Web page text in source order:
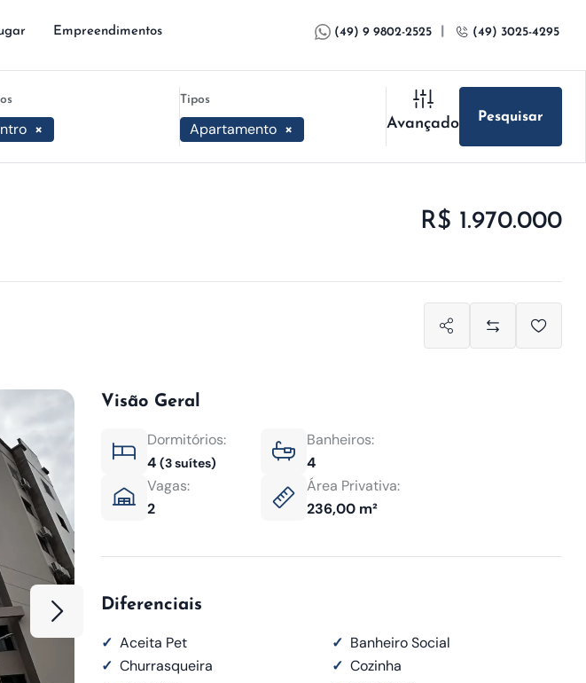
Empreendimentos (49) 9 9802-2525 | (49) 3025-4295
×
Tipos
×
Apartamento Avançado Pesquisar
R$ 1.970.000
Visão Geral
Dormitórios:
4 (3 suítes)
Banheiros:
4
Vagas:
2
Área Privativa:
236,00 m²
Diferenciais
✓ Aceita Pet ✓ Banheiro Social
✓ Churrasqueira ✓ Cozinha